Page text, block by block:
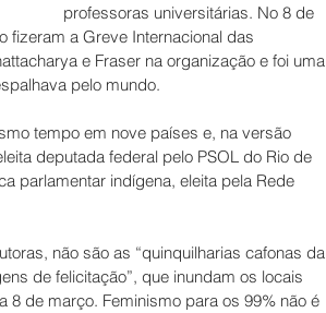
professoras universitárias. No 8 de
fizeram a Greve Internacional das
e Fraser na organização e foi uma
pelo mundo.
tempo em nove países e, na versão
deputada federal pelo PSOL do Rio de
parlamentar indígena, eleita pela Rede
não são as “quinquilharias cafonas da
de felicitação”, que inundam os locais
de março. Feminismo para os 99% não é